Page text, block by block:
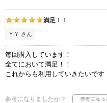
満足！！
ＹＹ さん
毎回購入しています！
全てにおいて満足！！
これからも利用していきたいです
参考になりましたか？